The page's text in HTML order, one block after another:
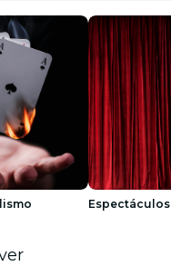
Espectáculos